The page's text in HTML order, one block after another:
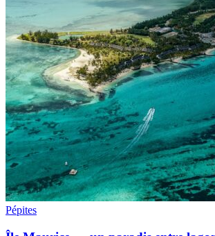
Pépites